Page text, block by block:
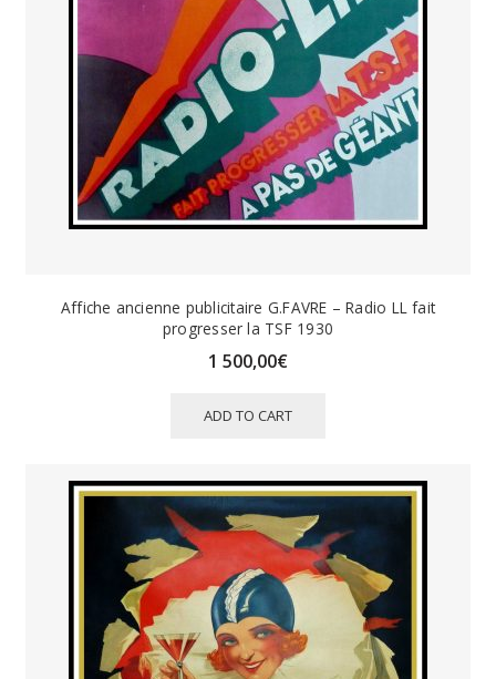
Affiche ancienne publicitaire G.FAVRE – Radio LL fait
progresser la TSF 1930
1 500,00€
ADD TO CART